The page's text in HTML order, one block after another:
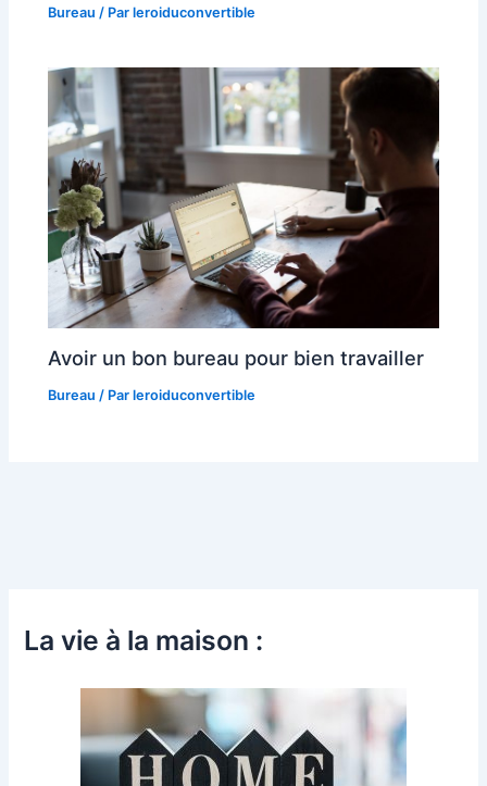
Bureau / Parleroiduconvertible
Avoir un bon bureau pour bien travailler
Bureau / Parleroiduconvertible
La vie à la maison :